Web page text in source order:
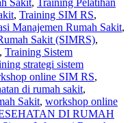
, Training SIM RS,
Manajemen Rumah Sakit,
Sakit (SIMRS),
, Training Sistem
strategi sistem
online SIM RS,
di rumah sakit,
Sakit, workshop online
DI RUMAH